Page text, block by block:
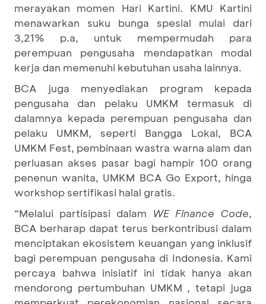
merayakan momen Hari Kartini. KMU Kartini
menawarkan suku bunga spesial mulai dari
3,21% p.a, untuk mempermudah para
perempuan pengusaha mendapatkan modal
kerja dan memenuhi kebutuhan usaha lainnya.
BCA juga menyediakan program kepada
pengusaha dan pelaku UMKM termasuk di
dalamnya kepada perempuan pengusaha dan
pelaku UMKM, seperti Bangga Lokal, BCA
UMKM Fest, pembinaan wastra warna alam dan
perluasan akses pasar bagi hampir 100 orang
penenun wanita, UMKM BCA Go Export, hinga
workshop sertifikasi halal gratis.
“Melalui partisipasi dalam WE Finance Code,
BCA berharap dapat terus berkontribusi dalam
menciptakan ekosistem keuangan yang inklusif
bagi perempuan pengusaha di Indonesia. Kami
percaya bahwa inisiatif ini tidak hanya akan
mendorong pertumbuhan UMKM , tetapi juga